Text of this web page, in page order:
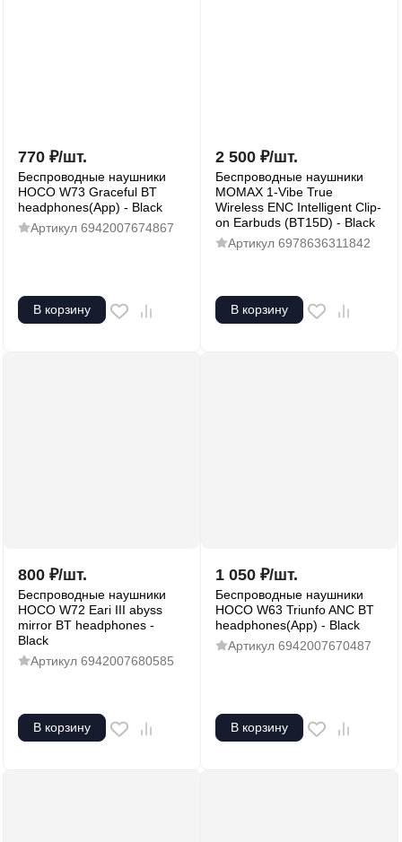
770 ₽/шт.
Беспроводные наушники
HOCO W73 Graceful BT
headphones(App) - Black
Артикул 6942007674867
В корзину
2 500 ₽/шт.
Беспроводные наушники
MOMAX 1-Vibe True
Wireless ENC Intelligent Clip-
on Earbuds (BT15D) - Black
Артикул 6978636311842
В корзину
800 ₽/шт.
Беспроводные наушники
HOCO W72 Eari III abyss
mirror BT headphones -
Black
Артикул 6942007680585
В корзину
1 050 ₽/шт.
Беспроводные наушники
HOCO W63 Triunfo ANC BT
headphones(App) - Black
Артикул 6942007670487
В корзину